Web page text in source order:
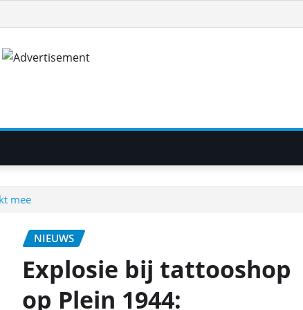
mee
NIEUWS
Explosie bij tattooshop
op Plein 1944: